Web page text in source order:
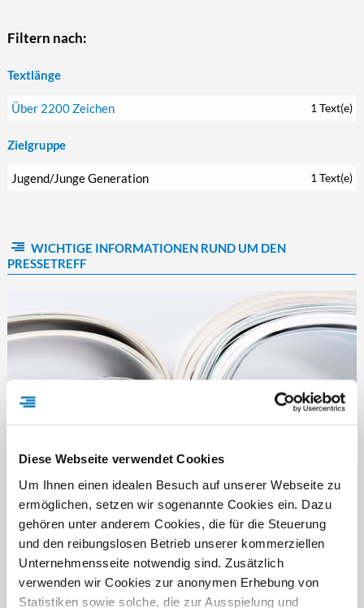
Diese Webseite verwendet Cookies
Um Ihnen einen idealen Besuch auf unserer Webseite zu
ermöglichen, setzen wir sogenannte Cookies ein. Dazu
gehören unter anderem Cookies, die für die Steuerung
und den reibungslosen Betrieb unserer kommerziellen
Unternehmensseite notwendig sind. Zusätzlich
verwenden wir Cookies zur anonymen Erhebung von
Statistiken sowie solche, die zur Ausspielung und
Filtern nach:
Textlänge
Über 2200 Zeichen 1 Text(e)
Zielgruppe
Jugend/Junge Generation 1 Text(e)
WICHTIGE INFORMATIONEN RUND UM DEN
PRESSETREFF
FÜR WEN IST DER PRESSETREFF?
Der Pressetreff ist ein Fachportal für freie und feste Redakteure,
journalistisch tätige Mitarbeiter, Dokumentare und Volontäre in